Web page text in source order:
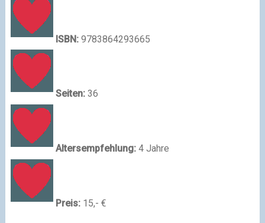
ISBN:9783864293665
Seiten:36
Altersempfehlung:4 Jahre
Preis:15,- €